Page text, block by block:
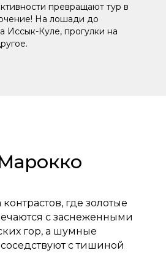
превращают тур в
На лошади до
Иссык-Куле, прогулки на
где золотые
с заснеженными
гор, а шумные
с тишиной